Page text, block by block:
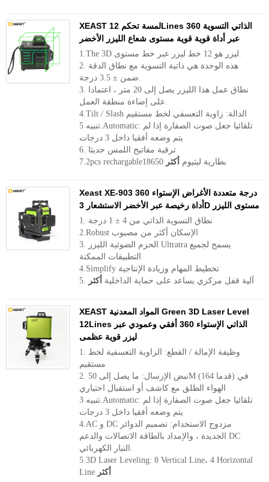
XEAST لمسة تحكم 12Lines الذاتي التسوية 360
عبر أداة قوية قوية مستوى شعاع الليزر الأخضر
1.The 3D ليزر هو 12 خط ليزر عبر خط مستوى.
2. هذه الوحدة هي ذاتية التسوية مع نطاق الدقة
ضمن ± 3.5 درجة.
3. نطاق عمل هذا الليزر يصل إلى 20 متر ، اعتمادا
على إضاءة منطقة العمل.
4.Tilt / Slash الدالة: زاوية التعسفي لخط مستقيم
تنبيه 5.Automatic: تلقائيا جعل صوت الصفارة إذا لم
يتم وضعه أفقيا داخل 3 درجات
6. ترقية مفاتيح اللمس حديثا
7.2pcs rechargable18650 بطارية ليثيوم أكثر
Xeast XE-903 360 درجة متعددة الأغراض الإستواء
أداة رخيصة عبر الأخضر الاستشعار 3D مستوى الليزر
1. نطاق التسوية الذاتي من 4 ± 1 درجة
2.Robust الإسكان أكثر من مصبوب
3. الحزم الضوئية الليزر Ultratra يسمح لجميع
التطبيقات الممكنة
4.Simplify تخطيط المهام وزيادة الإنتاجية
5. آلية قفل مركزي يساعد على حماية الداخلية أكثر
XEAST المواد المعدنية Green 3D Laser Level
12Lines الذاتي الإستواء 360 أفقي وعمودي عبر
ليزر قوية عظمى
1. وظيفة الإمالة / القطع: الزاوية التعسفية لخط
مستقيم
2. نبض الإرسال: ما يصل إلى 50M (164 قدما) في
الهواء الطلق مع كاشف أو استقبال اختياري
تنبيه 3.Automatic: تلقائيا جعل صوت الصفارة إذا لم
يتم وضعه أفقيا داخل 3 درجات
4.AC و DC مزدوج الاستخدام: تصميم الدوائر
الجديدة ، والإمداد بالطاقة الاتصالات والدعم DC
التيار الكهربائي.
5.3D Laser Leveling: 8 Vertical Line، 4 Horizontal
Line أكثر